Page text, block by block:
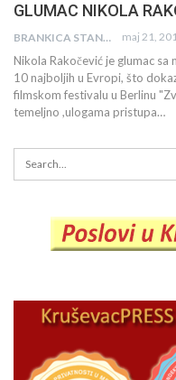
GLUMAC NIKOLA
BRANKICA STANKOVIĆ maj 21,
Nikola Rakočević je glumac
10 najboljih u Evropi, što
filmskom festivalu u Berlinu
temeljno ,ulogama pristupa…